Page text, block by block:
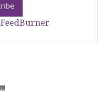
FeedBurner